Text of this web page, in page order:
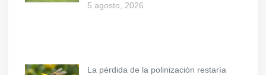
5 agosto, 2026
La pérdida de la polinización restaría